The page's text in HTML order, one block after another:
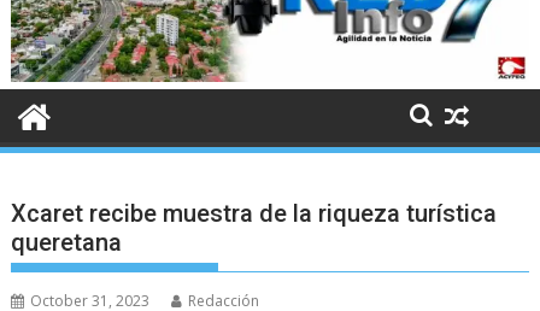
Xcaret recibe muestra de la riqueza turística
queretana
October 31, 2023 Redacción